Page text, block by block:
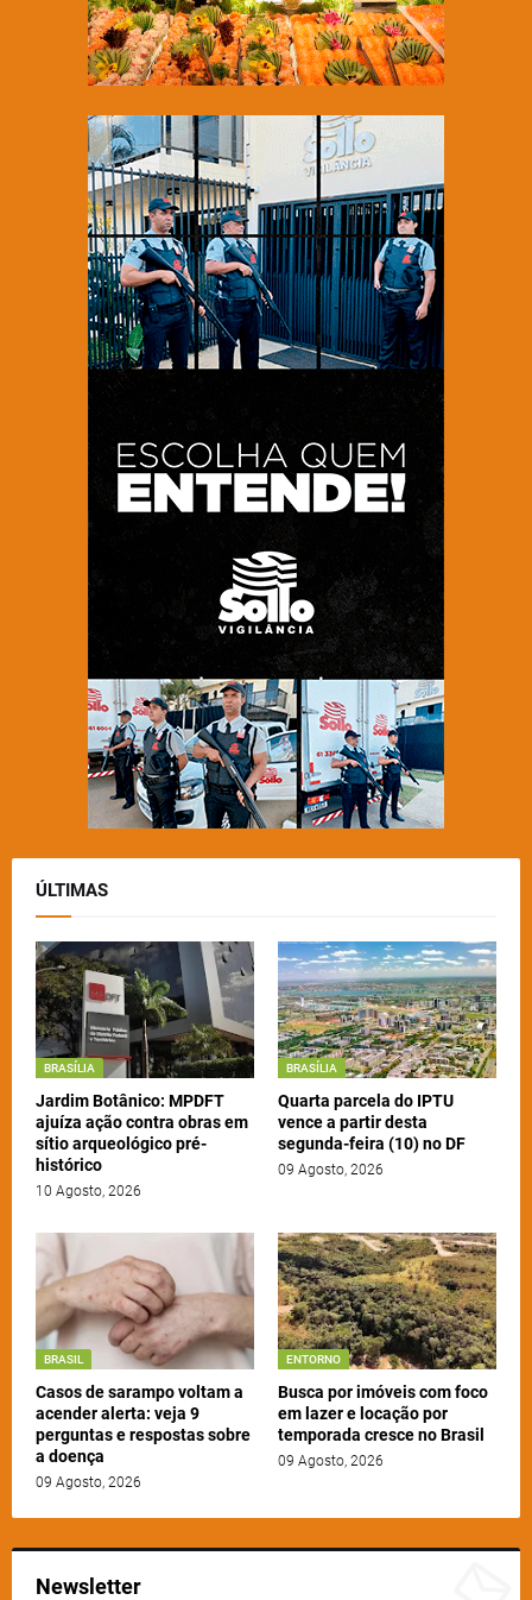
ÚLTIMAS
BRASÍLIA
Jardim Botânico: MPDFT
ajuíza ação contra obras em
sítio arqueológico pré-
histórico
10 Agosto, 2026
BRASÍLIA
Quarta parcela do IPTU
vence a partir desta
segunda-feira (10) no DF
09 Agosto, 2026
BRASIL
Casos de sarampo voltam a
acender alerta: veja 9
perguntas e respostas sobre
a doença
09 Agosto, 2026
ENTORNO
Busca por imóveis com foco
em lazer e locação por
temporada cresce no Brasil
09 Agosto, 2026
Newsletter